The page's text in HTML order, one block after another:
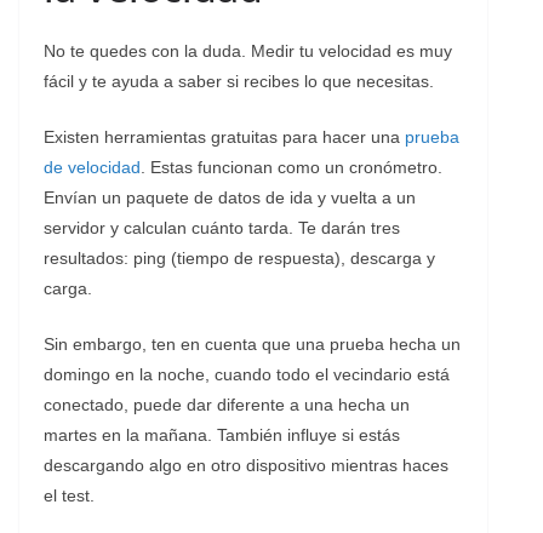
No te quedes con la duda. Medir tu velocidad es muy
fácil y te ayuda a saber si recibes lo que necesitas.
Existen herramientas gratuitas para hacer una prueba
de velocidad . Estas funcionan como un cronómetro.
Envían un paquete de datos de ida y vuelta a un
servidor y calculan cuánto tarda. Te darán tres
resultados: ping (tiempo de respuesta), descarga y
carga.
Sin embargo, ten en cuenta que una prueba hecha un
domingo en la noche, cuando todo el vecindario está
conectado, puede dar diferente a una hecha un
martes en la mañana. También influye si estás
descargando algo en otro dispositivo mientras haces
el test.